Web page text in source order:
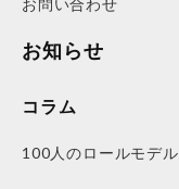
お問い合わせ
お知らせ
コラム
100人のロールモデル